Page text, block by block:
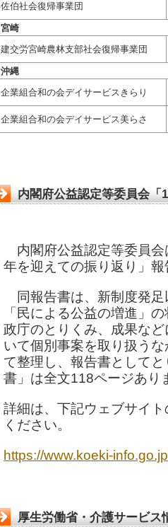
佐伯社会復帰事業団
宮崎
建交労宮崎農林支部社会復帰事業団
沖縄
企業組合和の会デイサービスきらり
企業組合和の会デイサービス美らさ
内閣府公益認定等委員会「
内閣府公益認定等委員会
年を迎えての振り返り」
同報告書は、新制度発足
「民による公益の増進」
政庁のとりくみ、成果な
いて個別事案を取り扱う
て整理し、報告書として
書」は全文118ページあり
詳細は、下記ウェブサイ
ください。
https://www.koeki-
厚生労働省・介護サービス